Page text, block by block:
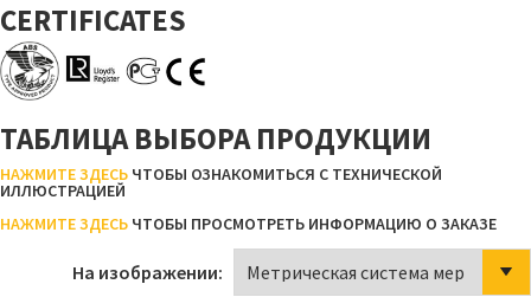
CERTIFICATES
ТАБЛИЦА ВЫБОРА ПРОДУКЦИИ
НАЖМИТЕ ЗДЕСЬ ЧТОБЫ ОЗНАКОМИТЬСЯ С ТЕХНИЧЕСКОЙ
ИЛЛЮСТРАЦИЕЙ
НАЖМИТЕ ЗДЕСЬ ЧТОБЫ ПРОСМОТРЕТЬ ИНФОРМАЦИЮ О ЗАКАЗЕ
На изображении: